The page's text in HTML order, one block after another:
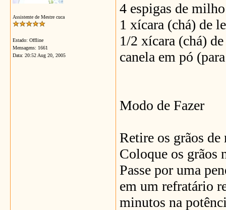
Assistente de Mestre cuca
Estado: Offline
Mensagens: 1661
Data: 20:52 Aug 20, 2005
4 espigas de
1 xícara (chá) de
1/2 xícara (chá)
canela em pó
Modo de Fazer
Retire os grãos
Coloque os grãos
Passe por uma
em um refratário
minutos na